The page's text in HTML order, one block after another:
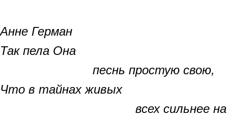
Анне Герман
Так пела Она
песнь простую свою,
Что в тайнах живых
всех сильнее на